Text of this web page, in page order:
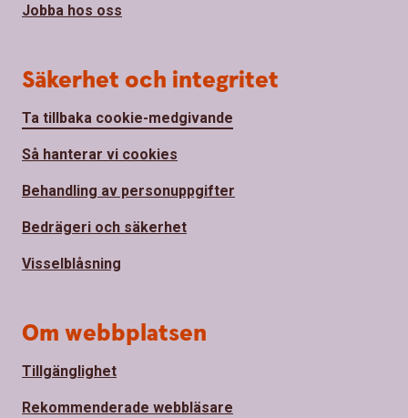
Jobba hos oss
Säkerhet och integritet
Ta tillbaka cookie-medgivande
Så hanterar vi cookies
Behandling av personuppgifter
Bedrägeri och säkerhet
Visselblåsning
Om webbplatsen
Tillgänglighet
Rekommenderade webbläsare